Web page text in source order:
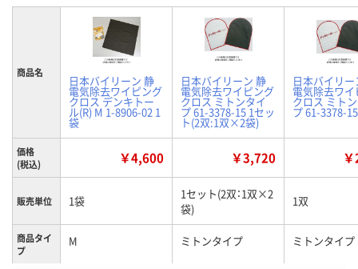
商品名
日本バイリーン 静
電気除去ワイピング
クロス デンキトー
ル(R) M 1-8906-02 1
袋
日本バイリーン 静
電気除去ワイピング
クロス ミトンタイ
プ 61-3378-15 1セッ
ト(2双:1双×2袋)
日本バイリー
電気除去ワ
クロス ミト
プ 61-3378-
価格
(税込)
￥4,600 ￥3,720
販売単位 1袋
1セット(2双：1双×2
袋)
1双
商品タイ
プ
M ミトンタイプ ミトンタイプ